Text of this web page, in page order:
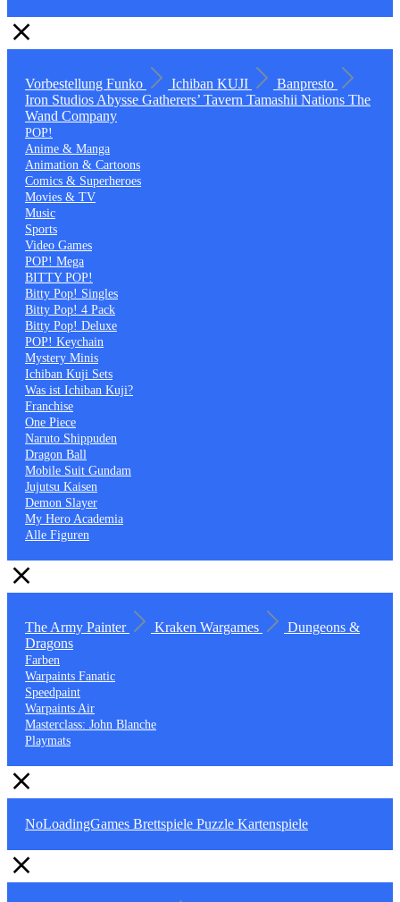
Vorbestellung Funko Ichiban KUJI
Banpresto
Iron Studios Abysse Gatherers’ Tavern Tamashii Nations The
Wand Company
POP!
Anime & Manga
Animation & Cartoons
Comics & Superheroes
Movies & TV
Music
Sports
Video Games
POP! Mega
BITTY POP!
Bitty Pop! Singles
Bitty Pop! 4 Pack
Bitty Pop! Deluxe
POP! Keychain
Mystery Minis
Ichiban Kuji Sets
Was ist Ichiban Kuji?
Franchise
One Piece
Naruto Shippuden
Dragon Ball
Mobile Suit Gundam
Jujutsu Kaisen
Demon Slayer
My Hero Academia
Alle Figuren
The Army Painter Kraken Wargames
Dungeons &
Dragons
Farben
Warpaints Fanatic
Speedpaint
Warpaints Air
Masterclass: John Blanche
Playmats
NoLoadingGames Brettspiele Puzzle Kartenspiele